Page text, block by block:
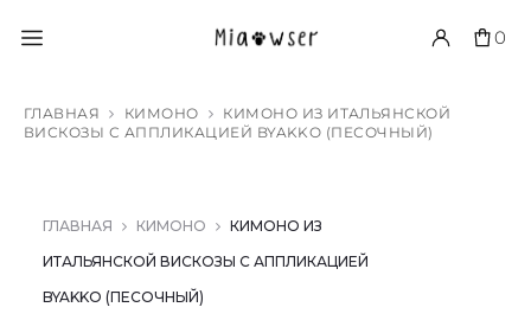
0
ГЛАВНАЯ КИМОНО
КИМОНО ИЗ ИТАЛЬЯНСКОЙ
ВИСКОЗЫ С АППЛИКАЦИЕЙ BYAKKO (ПЕСОЧНЫЙ)
ГЛАВНАЯ КИМОНО
КИМОНО ИЗ
ИТАЛЬЯНСКОЙ ВИСКОЗЫ С АППЛИКАЦИЕЙ
BYAKKO (ПЕСОЧНЫЙ)